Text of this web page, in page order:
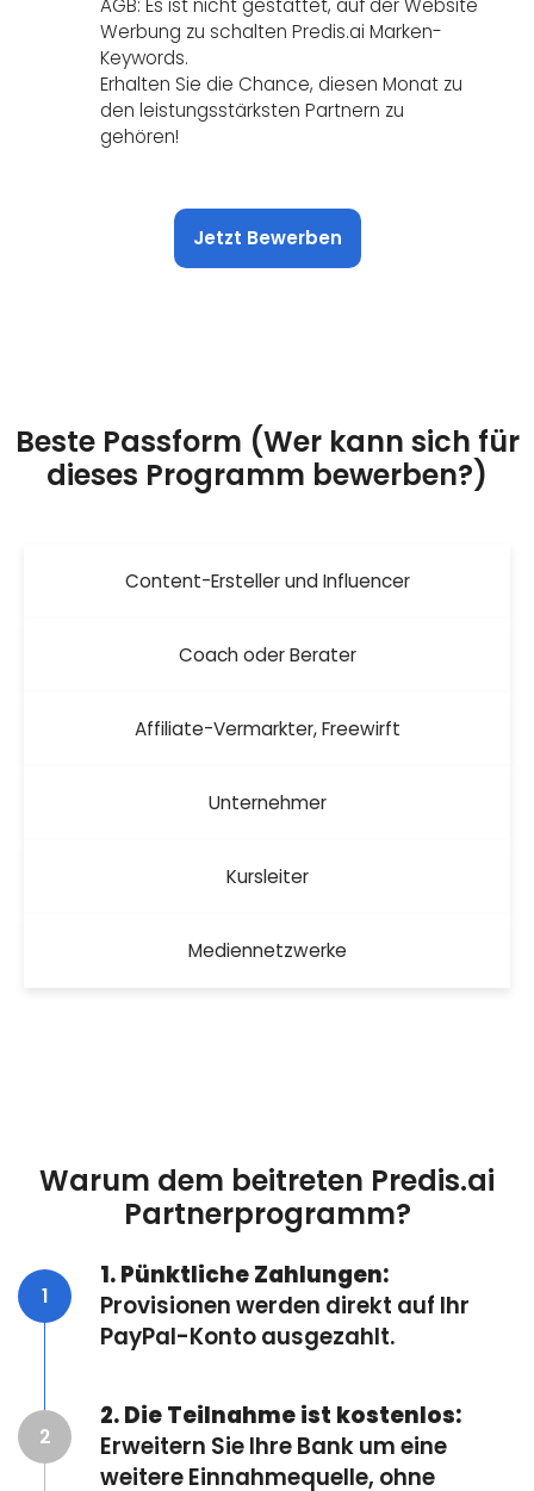
AGB: Es ist nicht gestattet, auf der Website
Werbung zu schalten Predis.ai Marken-
Keywords.
Erhalten Sie die Chance, diesen Monat zu
den leistungsstärksten Partnern zu
gehören!
Jetzt Bewerben
Beste Passform (Wer kann sich für
dieses Programm bewerben?)
Content-Ersteller und Influencer
Coach oder Berater
Affiliate-Vermarkter, Freewirft
Unternehmer
Kursleiter
Mediennetzwerke
Warum dem beitreten Predis.ai
Partnerprogramm?
1
1. Pünktliche Zahlungen:
Provisionen werden direkt auf Ihr
PayPal-Konto ausgezahlt.
2
2. Die Teilnahme ist kostenlos:
Erweitern Sie Ihre Bank um eine
weitere Einnahmequelle, ohne